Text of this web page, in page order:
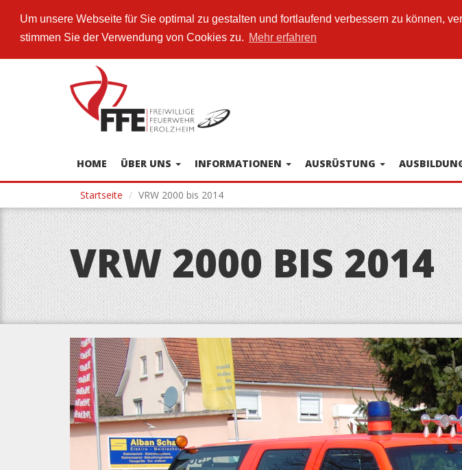
Um unsere Webseite für Sie optimal zu gestalten und fortlaufend verbessern zu können,
stimmen Sie der Verwendung von Cookies zu. Mehr erfahren
HOME ÜBER UNS INFORMATIONEN AUSRÜSTUNG
Startseite VRW 2000 bis 2014
VRW 2000 BIS 2014